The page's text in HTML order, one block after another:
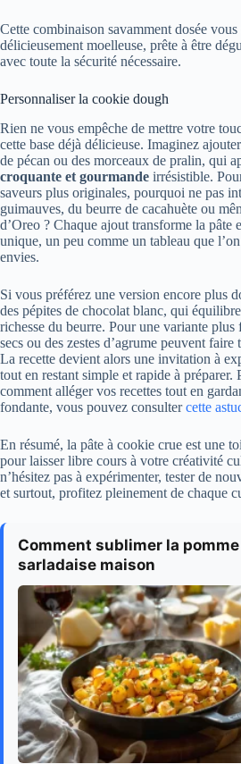
Cette combinaison savamment dosée
délicieusement moelleuse, prête à être
avec toute la sécurité nécessaire.
Personnaliser la cookie dough
Rien ne vous empêche de mettre votre
cette base déjà délicieuse. Imaginez
de pécan ou des morceaux de pralin, qui
croquante et gourmande irrésistible.
saveurs plus originales, pourquoi ne pas
guimauves, du beurre de cacahuète ou
d’Oreo ? Chaque ajout transforme la pâte
unique, un peu comme un tableau que
envies.
Si vous préférez une version encore plus
des pépites de chocolat blanc, qui
richesse du beurre. Pour une variante plus
secs ou des zestes d’agrume peuvent
La recette devient alors une invitation à
tout en restant simple et rapide à préparer.
comment alléger vos recettes tout en
fondante, vous pouvez consultercette
En résumé, la pâte à cookie crue est une
pour laisser libre cours à votre créativité
n’hésitez pas à expérimenter, tester de
et surtout, profitez pleinement de chaque
Comment sublimer la
sarladaise maison